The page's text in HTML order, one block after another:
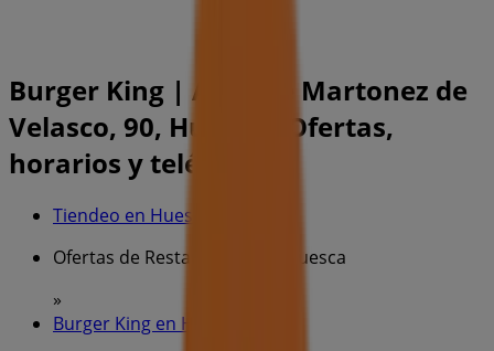
Burger King | AVD. de Martonez de
Velasco, 90, Huesca - Ofertas,
horarios y teléfono
Tiendeo en Huesca
Ofertas de Restauración en Huesca
»
Burger King en Huesca